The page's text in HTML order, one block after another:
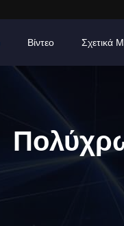
Βίντεο Σχετικά